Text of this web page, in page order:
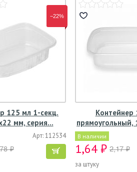
−22%
125 мл 1-секц.
мм, серия…
Арт: 112534
₽
Контейнер
В наличии
1,64 ₽ 2,17 ₽
за штуку